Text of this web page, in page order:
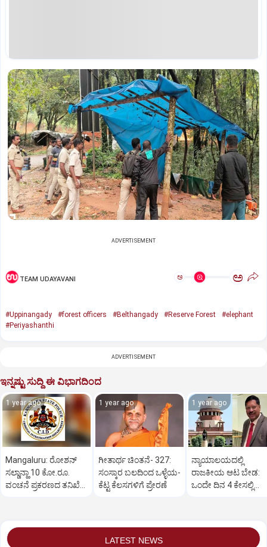
ADVERTISEMENT
TEAM UDAYAVANI ಅ ಅ
#Uppinangady #forest officers #Belthangady #Reserve Forest
#elephant
#Periyashanthi
ADVERTISEMENT
ಇನ್ನಷ್ಟು ಸುದ್ದಿ ಈ ವಿಭಾಗದಿಂದ
1 year ago
Mangaluru: ರೋಶನ್‌
ಸಲ್ಡಾನ್ಹಾ 10 ಕೋ.ರೂ.
ವಂಚನೆ ಪ್ರಕರಣದ ತನಿಖೆ
1 year ago
ಗೀತಾರ್ಥ ಚಿಂತನೆ- 327:
ಸಂಸ್ಕಾರ ಬಲದಿಂದ ಒಳ್ಳೆಯ-
ಕೆಟ್ಟ ಕೆಲಸಗಳಿಗೆ ಪ್ರೇರಣೆ
1 year ago
ನ್ಯಾಯಾಲಯದಲ್ಲಿ
ರಾಜಕೀಯ ಆಟ ಬೇಡ:
ಒಂದೇ ದಿನ 4 ಕೇಸಲ್ಲಿ
LATEST NEWS